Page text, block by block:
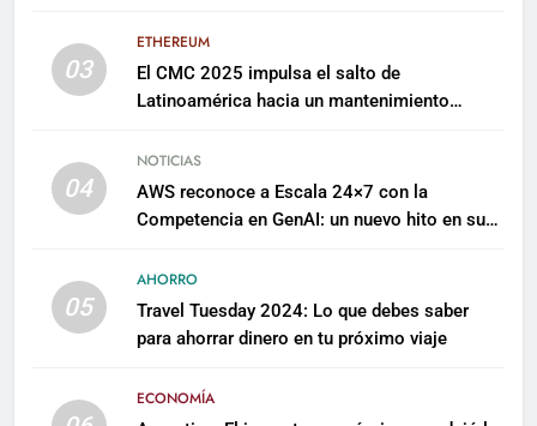
03
ETHEREUM
El CMC 2025 impulsa el salto de
Latinoamérica hacia un mantenimiento
04
NOTICIAS
AWS reconoce a Escala 24×7 con la
Competencia en GenAI: un nuevo hito en su
05
AHORRO
Travel Tuesday 2024: Lo que debes saber
para ahorrar dinero en tu próximo viaje
ECONOMÍA